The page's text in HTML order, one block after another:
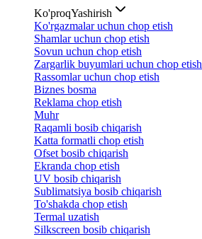
Ko'proqYashirish
Ko'rgazmalar uchun chop etish
Shamlar uchun chop etish
Sovun uchun chop etish
Zargarlik buyumlari uchun chop etish
Rassomlar uchun chop etish
Biznes bosma
Reklama chop etish
Muhr
Raqamli bosib chiqarish
Katta formatli chop etish
Ofset bosib chiqarish
Ekranda chop etish
UV bosib chiqarish
Sublimatsiya bosib chiqarish
To'shakda chop etish
Termal uzatish
Silkscreen bosib chiqarish